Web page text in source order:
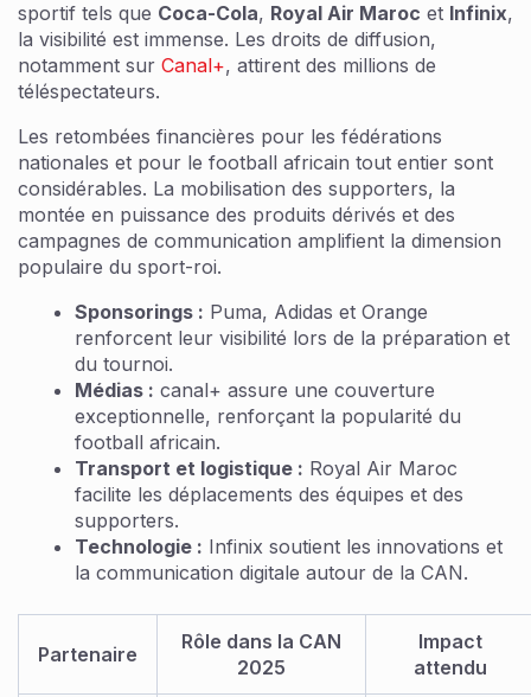
sportif tels que Coca-Cola, Royal Air Maroc et Infinix,
la visibilité est immense. Les droits de diffusion,
notamment sur Canal+, attirent des millions de
téléspectateurs.
Les retombées financières pour les fédérations
nationales et pour le football africain tout entier sont
considérables. La mobilisation des supporters, la
montée en puissance des produits dérivés et des
campagnes de communication amplifient la dimension
populaire du sport-roi.
Sponsorings : Puma, Adidas et Orange
renforcent leur visibilité lors de la préparation et
du tournoi.
Médias : canal+ assure une couverture
exceptionnelle, renforçant la popularité du
football africain.
Transport et logistique : Royal Air Maroc
facilite les déplacements des équipes et des
supporters.
Technologie : Infinix soutient les innovations et
la communication digitale autour de la CAN.
Partenaire
Rôle dans la CAN
2025
Impact
attendu